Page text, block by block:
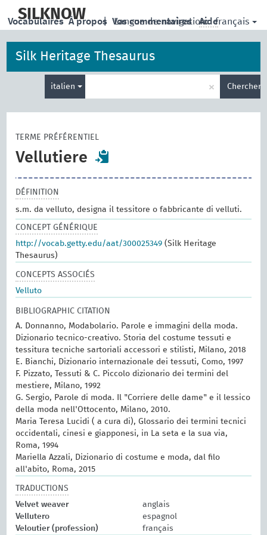
main
SILKNOW | Langue de navigation: français
Vocabulaires À propos Vos commentaires Aide
Silk Heritage Thesaurus
italien
de
× Chercher
TERME PRÉFÉRENTIEL
Vellutiere
DÉFINITION
s.m. da velluto, designa il tessitore o fabbricante di velluti.
CONCEPT GÉNÉRIQUE
http://vocab.getty.edu/aat/300025349 (Silk Heritage
Thesaurus)
CONCEPTS ASSOCIÉS
Velluto
BIBLIOGRAPHIC CITATION
A. Donnanno, Modabolario. Parole e immagini della moda.
Dizionario tecnico-creativo. Storia del costume tessuti e
tessitura tecniche sartoriali accessori e stilisti, Milano, 2018
E. Bianchi, Dizionario internazionale dei tessuti, Como, 1997
F. Pizzato, Tessuti & C. Piccolo dizionario dei termini del
mestiere, Milano, 1992
G. Sergio, Parole di moda. Il "Corriere delle dame" e il lessico
della moda nell'Ottocento, Milano, 2010.
Maria Teresa Lucidi ( a cura di), Glossario dei termini tecnici
occidentali, cinesi e giapponesi, in La seta e la sua via,
Roma, 1994
Mariella Azzali, Dizionario di costume e moda, dal filo
all'abito, Roma, 2015
TRADUCTIONS
Velvet weaver
anglais
Vellutero
espagnol
Veloutier (profession)
français